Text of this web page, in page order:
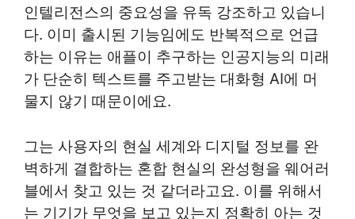
인텔리전스의 중요성을 유독 강조하고 있습니
다. 이미 출시된 기능임에도 반복적으로 언급
하는 이유는 애플이 추구하는 인공지능의 미래
가 단순히 텍스트를 주고받는 대화형 AI에 머
물지 않기 때문이에요.
그는 사용자의 현실 세계와 디지털 정보를 완
벽하게 결합하는 혼합 현실의 완성형을 웨어러
블에서 찾고 있는 것 같더라고요. 이를 위해서
는 기기가 무엇을 보고 있는지 정확히 아는 것